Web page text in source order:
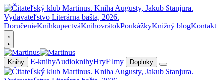
DoručenieKníhkupectváKnihovrátokPoukážkyKnižný blogKontakt
Knihy E-knihyAudioknihyHryFilmy Doplnky